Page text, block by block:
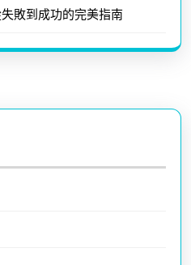
敗到成功的完美指南